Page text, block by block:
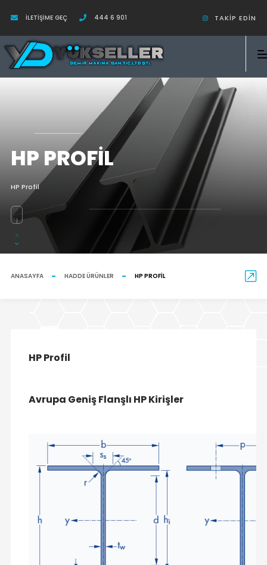
İLETIŞIME GEÇ 444 6 901 TAKIP EDIN
HP PROFIL
HP Profil
ANASAYFA HADDE ÜRÜNLER HP PROFIL
HP Profil
Avrupa Geniş Flanşlı HP Kirişler